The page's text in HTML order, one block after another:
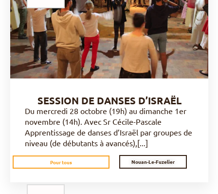
DÉCOUVRIR
SESSION DE DANSES D’ISRAËL
Du mercredi 28 octobre (19h) au dimanche 1er
novembre (14h). Avec Sr Cécile-Pascale
Apprentissage de danses d’Israël par groupes de
niveau (de débutants à avancés),[...]
Pour tous Nouan-Le-Fuzelier